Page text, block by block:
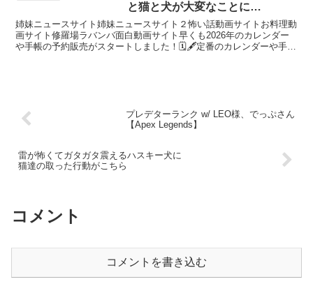
と猫と犬が大変なことに…
姉妹ニュースサイト姉妹ニュースサイト２怖い話動画サイトお料理動
画サイト修羅場ラバンバ面白動画サイト早くも2026年のカレンダー
や手帳の予約販売がスタートしました！🗓🖋定番のカレンダーや手帳
プレデターランク w/ LEO様、でっぷさん
【Apex Legends】
雷が怖くてガタガタ震えるハスキー犬に
猫達の取った行動がこちら
コメント
コメントを書き込む